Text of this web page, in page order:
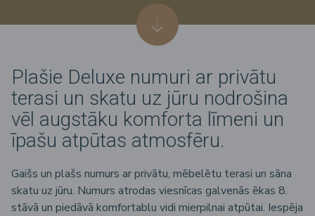
Plašie Deluxe numuri ar privātu
terasi un skatu uz jūru nodrošina
vēl augstāku komforta līmeni un
īpašu atpūtas atmosfēru.
Gaišs un plašs numurs ar privātu, mēbelētu terasi un sāna
skatu uz jūru. Numurs atrodas viesnīcas galvenās ēkas 8.
stāvā un piedāvā komfortablu vidi mierpilnai atpūtai. Iespēja